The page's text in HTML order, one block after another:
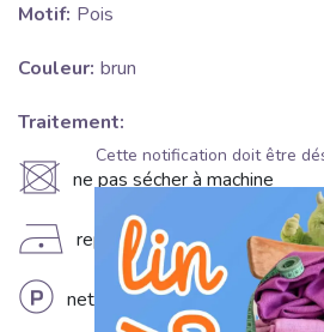
Motif: Pois
Couleur: brun
Traitement:
U ne pas sécher à machine
D repassage fer froid (110°C)
L nettoyage à sec professionnel
Cette notification doit être